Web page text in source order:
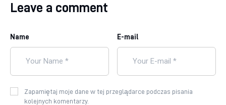
Leave a comment
Name E-mail
Zapamiętaj moje dane w tej przeglądarce podczas pisania
kolejnych komentarzy.